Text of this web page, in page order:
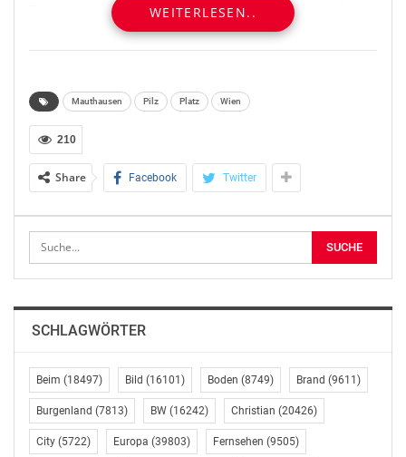
Budgetausschuss des Nationalrats über die Kapitel
Inneres und Asyl und Migration über „das größte
Sicherheitsbudget, das wir jemals in der Zweiten
Aufstockung der Planstellen wertete es als großen
insbesondere zur Abdeckung von temporären
Personallücken („Kompensationspool“), für die
Grenzraumüberwachung sowie zur Bekämpfung von
Weiter festhalten will Kickl an der berittenen Polizei.
Körperkameras im Laufen. An der derzeitigen Form der
Rechtsberatung für Flüchtlinge will der Innenminister
verankerte Systemumstellung mit einer Rückführung
der Beratung in den hoheitlichen Bereich soll erst
mittel- bzw. langfristig kommen. Dass für den Bereich
Zivildienst weniger Mittel zur Verfügung stehen als im
WEITERLESEN..
Mauthausen Pilz Platz Wien
210
Share Facebook Twitter
SCHLAGWÖRTER
Beim (18497) Bild (16101) Boden (8749) Brand (9611)
Burgenland (7813) BW (16242) Christian (20426)
City (5722) Europa (39803) Fernsehen (9505)